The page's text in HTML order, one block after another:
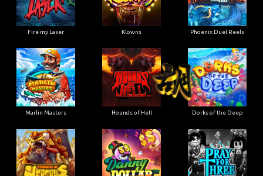
Fire my Laser Klowns Phoenix Duel Reels
Marlin Masters Hounds of Hell Dorks of the Deep